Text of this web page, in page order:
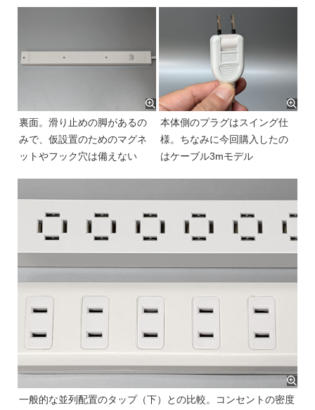
裏面。滑り止めの脚があるの
みで、仮設置のためのマグネ
ットやフック穴は備えない
本体側のプラグはスイング仕
様。ちなみに今回購入したの
はケーブル3mモデル
一般的な並列配置のタップ（下）との比較。コンセントの密度